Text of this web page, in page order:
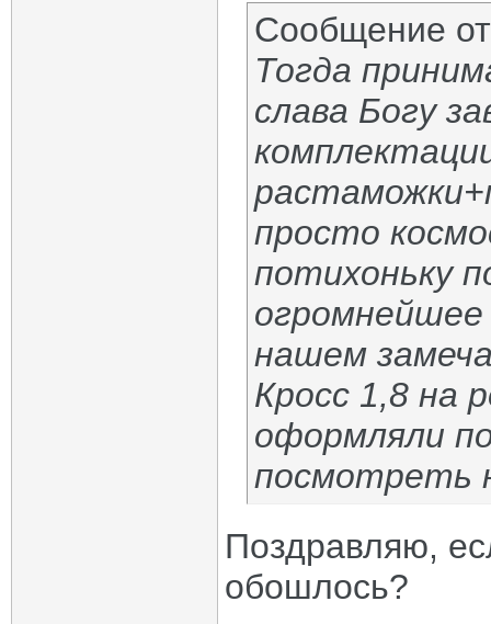
Сообщение
Тогда
слава Богу
просто
потихоньку
нашем
Кросс 1,8 на
оформляли
посмотреть
Поздравляю,
обошлось?